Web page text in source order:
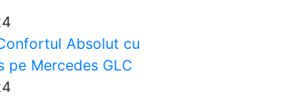
Absolut cu
pe Mercedes GLC